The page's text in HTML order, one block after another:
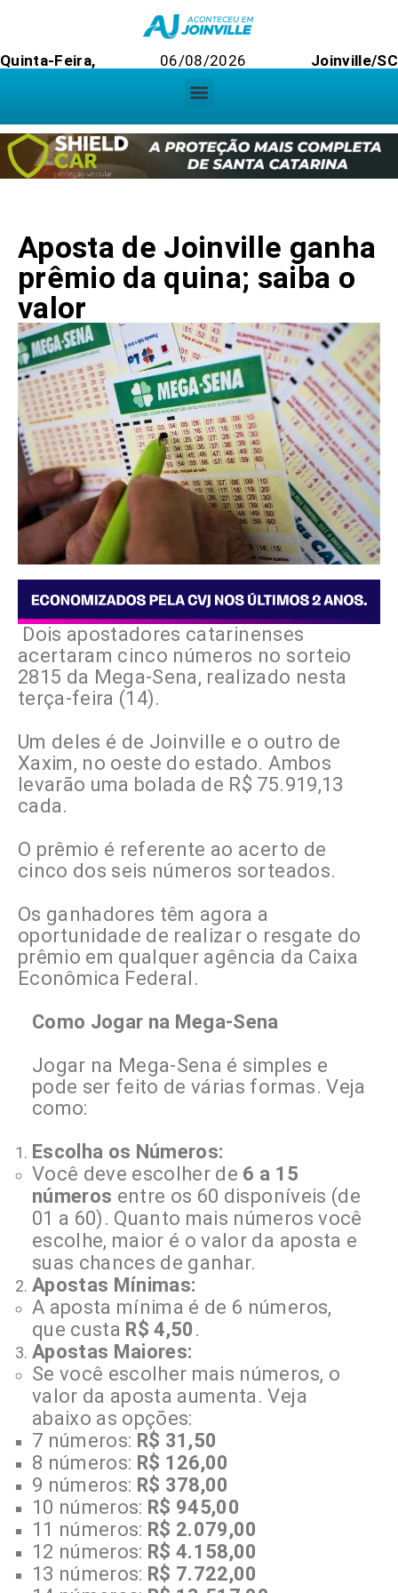
Quinta-Feira, 06/08/2026 Joinville/SC
Aposta de Joinville ganha
prêmio da quina; saiba o
valor
Dois apostadores catarinenses
acertaram cinco números no sorteio
2815 da Mega-Sena, realizado nesta
terça-feira (14).
Um deles é de Joinville e o outro de
Xaxim, no oeste do estado. Ambos
levarão uma bolada de R$ 75.919,13
cada.
O prêmio é referente ao acerto de
cinco dos seis números sorteados.
Os ganhadores têm agora a
oportunidade de realizar o resgate do
prêmio em qualquer agência da Caixa
Econômica Federal.
Como Jogar na Mega-Sena
Jogar na Mega-Sena é simples e
pode ser feito de várias formas. Veja
como:
Escolha os Números:
Você deve escolher de 6 a 15
números entre os 60 disponíveis (de
01 a 60). Quanto mais números você
escolhe, maior é o valor da aposta e
suas chances de ganhar.
Apostas Mínimas:
A aposta mínima é de 6 números,
que custa R$ 4,50 .
Apostas Maiores:
Se você escolher mais números, o
valor da aposta aumenta. Veja
abaixo as opções:
7 números: R$ 31,50
8 números: R$ 126,00
9 números: R$ 378,00
10 números: R$ 945,00
11 números: R$ 2.079,00
12 números: R$ 4.158,00
13 números: R$ 7.722,00